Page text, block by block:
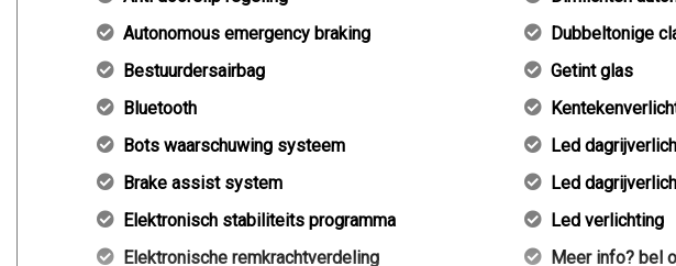
Autonomous emergency braking
Bestuurdersairbag
Bluetooth
Bots waarschuwing systeem
Brake assist system
Elektronisch stabiliteits programma
Elektronische remkrachtverdeling
Dubbeltonige
Getint glas
Led
Led
Led verlichting
Meer info? bel